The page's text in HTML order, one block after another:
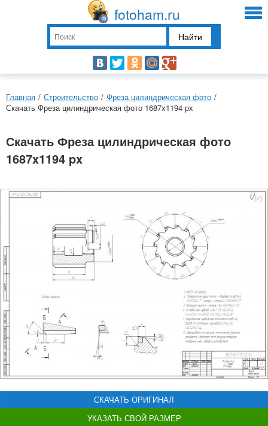
fotoham.ru
Найти
Главная / Строительство / Фреза цилиндрическая фото /
Скачать Фреза цилиндрическая фото 1687x1194 px
Скачать Фреза цилиндрическая фото
1687x1194 px
СКАЧАТЬ ОРИГИНАЛ
УКАЗАТЬ СВОЙ РАЗМЕР